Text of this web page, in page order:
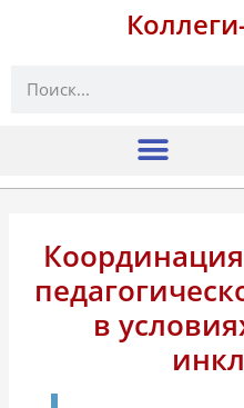
Поиск
в